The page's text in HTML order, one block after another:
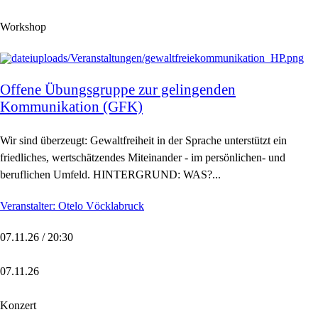
Workshop
Offene Übungsgruppe zur gelingenden
Kommunikation (GFK)
Wir sind überzeugt: Gewaltfreiheit in der Sprache unterstützt ein
friedliches, wertschätzendes Miteinander - im persönlichen- und
beruflichen Umfeld. HINTERGRUND: WAS?...
Veranstalter: Otelo Vöcklabruck
07.11.26 / 20:30
07.11.26
Konzert